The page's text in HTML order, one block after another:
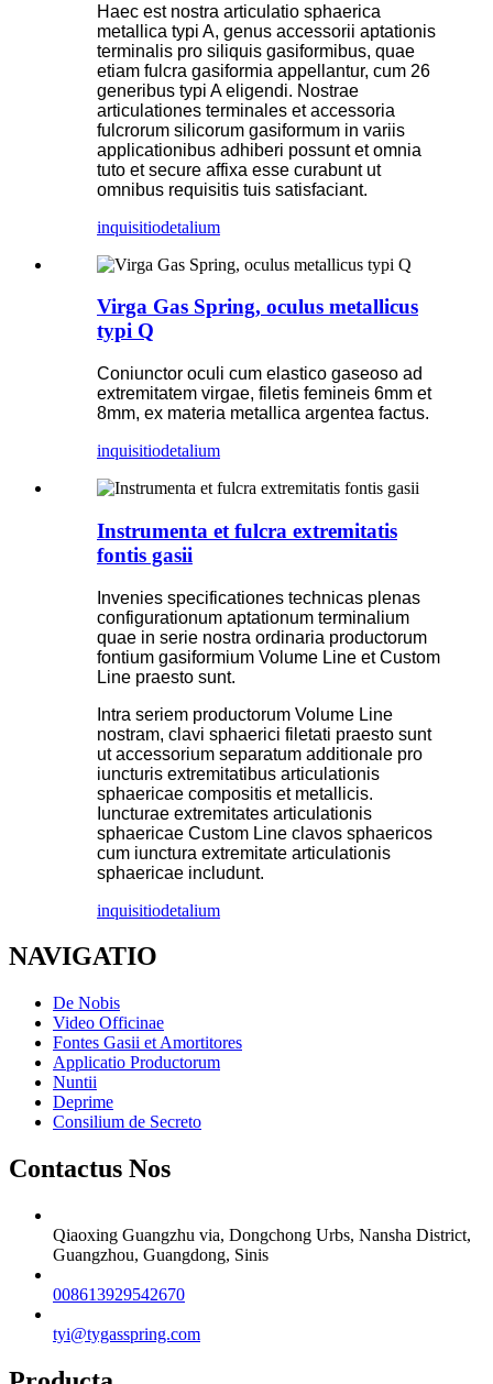
Haec est nostra articulatio sphaerica
metallica typi A, genus accessorii aptationis
terminalis pro siliquis gasiformibus, quae
etiam fulcra gasiformia appellantur, cum 26
generibus typi A eligendi. Nostrae
articulationes terminales et accessoria
fulcrorum silicorum gasiformum in variis
applicationibus adhiberi possunt et omnia
tuto et secure affixa esse curabunt ut
omnibus requisitis tuis satisfaciant.
inquisitiodetalium
Virga Gas Spring, oculus metallicus
typi Q
Coniunctor oculi cum elastico gaseoso ad
extremitatem virgae, filetis femineis 6mm et
8mm, ex materia metallica argentea factus.
inquisitiodetalium
Instrumenta et fulcra extremitatis
fontis gasii
Invenies specificationes technicas plenas
configurationum aptationum terminalium
quae in serie nostra ordinaria productorum
fontium gasiformium Volume Line et Custom
Line praesto sunt.
Intra seriem productorum Volume Line
nostram, clavi sphaerici filetati praesto sunt
ut accessorium separatum additionale pro
iuncturis extremitatibus articulationis
sphaericae compositis et metallicis.
Iuncturae extremitates articulationis
sphaericae Custom Line clavos sphaericos
cum iunctura extremitate articulationis
sphaericae includunt.
inquisitiodetalium
NAVIGATIO
De Nobis
Video Officinae
Fontes Gasii et Amortitores
Applicatio Productorum
Nuntii
Deprime
Consilium de Secreto
Contactus Nos
Qiaoxing Guangzhu via, Dongchong Urbs, Nansha District,
Guangzhou, Guangdong, Sinis
008613929542670
tyi@tygasspring.com